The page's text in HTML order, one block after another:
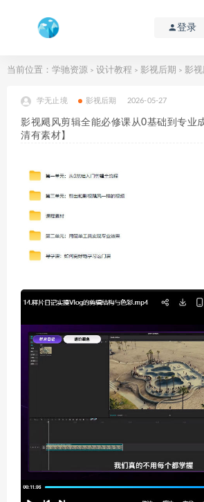
登录
当前位置： 学驰资源 > 设计教程 > 影视后期 > 影视飓风剪
学无止境 影视后期 2026-05-27
影视飓风剪辑全能必修课从0基础到专业
清有素材】